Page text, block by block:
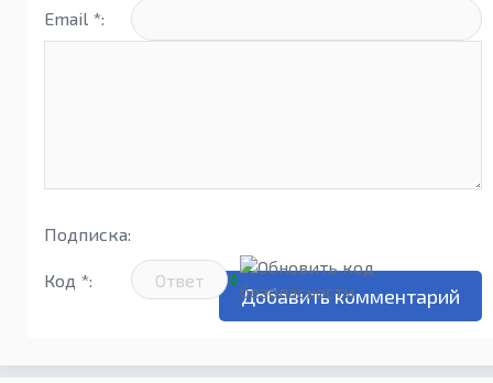
Email *:
Подписка:
Код *: